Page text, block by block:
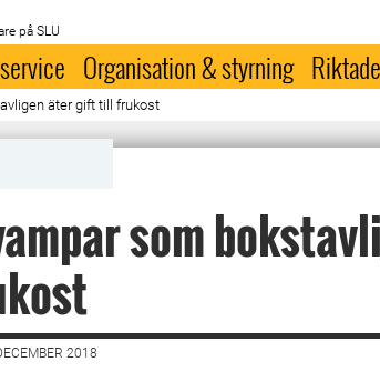
på SLU
Organisation & styrning
äter gift till frukost
som
2018